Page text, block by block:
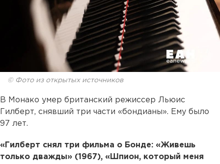
© Фото из открытых источников
В Монако умер британский режиссер Льюис
Гилберт, снявший три части «бондианы». Ему было
97 лет.
«Гилберт снял три фильма о Бонде: «Живешь
только дважды» (1967), «Шпион, который меня